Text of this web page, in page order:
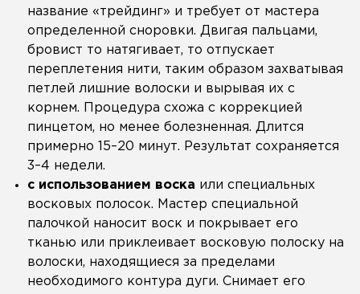
название «трейдинг» и требует от мастера
определенной сноровки. Двигая пальцами,
бровист то натягивает, то отпускает
переплетения нити, таким образом захватывая
петлей лишние волоски и вырывая их с
корнем. Процедура схожа с коррекцией
пинцетом, но менее болезненная. Длится
примерно 15–20 минут. Результат сохраняется
3–4 недели.
с использованием воска или специальных
восковых полосок. Мастер специальной
палочкой наносит воск и покрывает его
тканью или приклеивает восковую полоску на
волоски, находящиеся за пределами
необходимого контура дуги. Снимает его